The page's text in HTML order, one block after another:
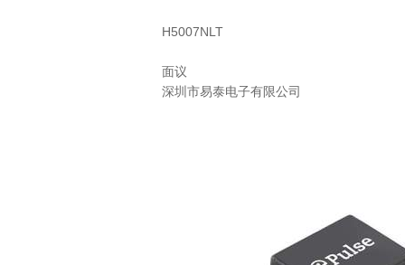
H5007NLT
面议
深圳市易泰电子有限公司